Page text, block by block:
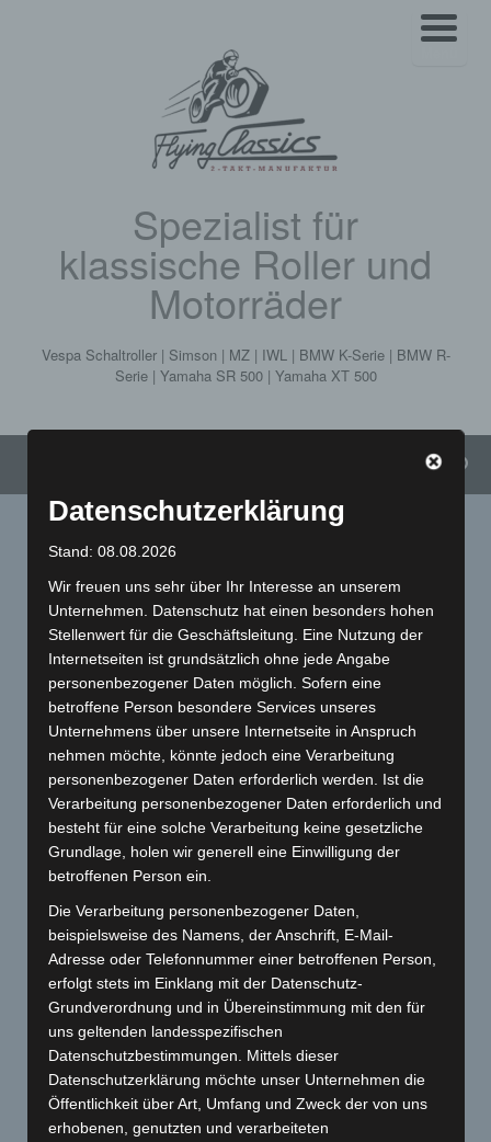
Spezialist für
klassische Roller und
Motorräder
Vespa Schaltroller | Simson | MZ | IWL | BMW K-Serie | BMW R-
Serie | Yamaha SR 500 | Yamaha XT 500
Startseite » Motor Blog »Vespa PX 125 Komplettaufbau
Vespa PX 125 Komplettaufbau
Veröffentlicht am20. März 2023 vonflyingclassics
Project completed! Vespa PX 125 Komplettaufbau und
Lackierung in Wunschfarbe.
Datenschutzerklärung
Stand: 08.08.2026
Wir freuen uns sehr über Ihr Interesse an unserem
Unternehmen. Datenschutz hat einen besonders hohen
Stellenwert für die Geschäftsleitung. Eine Nutzung der
Internetseiten ist grundsätzlich ohne jede Angabe
personenbezogener Daten möglich. Sofern eine
betroffene Person besondere Services unseres
Unternehmens über unsere Internetseite in Anspruch
nehmen möchte, könnte jedoch eine Verarbeitung
personenbezogener Daten erforderlich werden. Ist die
Verarbeitung personenbezogener Daten erforderlich und
besteht für eine solche Verarbeitung keine gesetzliche
Grundlage, holen wir generell eine Einwilligung der
betroffenen Person ein.
Die Verarbeitung personenbezogener Daten,
beispielsweise des Namens, der Anschrift, E-Mail-
Adresse oder Telefonnummer einer betroffenen Person,
erfolgt stets im Einklang mit der Datenschutz-
Grundverordnung und in Übereinstimmung mit den für
uns geltenden landesspezifischen
Datenschutzbestimmungen. Mittels dieser
Datenschutzerklärung möchte unser Unternehmen die
Öffentlichkeit über Art, Umfang und Zweck der von uns
erhobenen, genutzten und verarbeiteten